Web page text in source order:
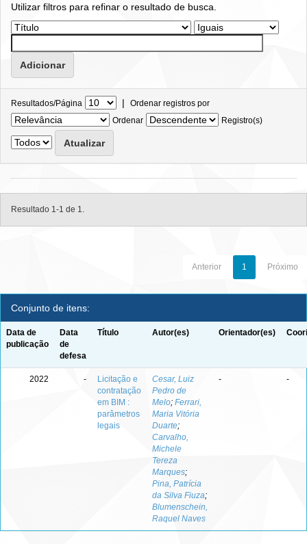
Utilizar filtros para refinar o resultado de busca.
Resultados/Página | Ordenar registros por
Ordenar
Registro(s)
Resultado 1-1 de 1.
Anterior 1 Próximo
Conjunto de itens:
Data de
publicação
Data
de
defesa
Título Autor(es) Orientador(es)
2022 -
Licitação e
contratação
em BIM :
parâmetros
legais
Cesar, Luiz
Pedro de
Melo; Ferrari,
Maria Vitória
Duarte;
Carvalho,
Michele
Tereza
Marques;
Pina, Patrícia
da Silva Fiuza;
Blumenschein,
Raquel Naves
- -